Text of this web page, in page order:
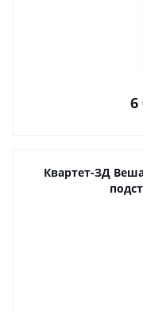
6
Квартет-ЗД